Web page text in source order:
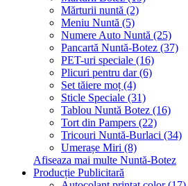
Mărturii nuntă (2)
Meniu Nuntă (5)
Numere Auto Nuntă (25)
Pancartă Nuntă-Botez (37)
PET-uri speciale (16)
Plicuri pentru dar (6)
Set tăiere moț (4)
Sticle Speciale (31)
Tablou Nuntă Botez (16)
Tort din Pampers (22)
Tricouri Nuntă-Burlaci (34)
Umerașe Miri (8)
Afiseaza mai multe Nuntă-Botez
Producție Publicitară